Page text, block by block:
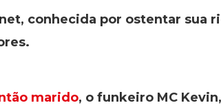
conhecida por ostentar sua
marido, o funkeiro MC